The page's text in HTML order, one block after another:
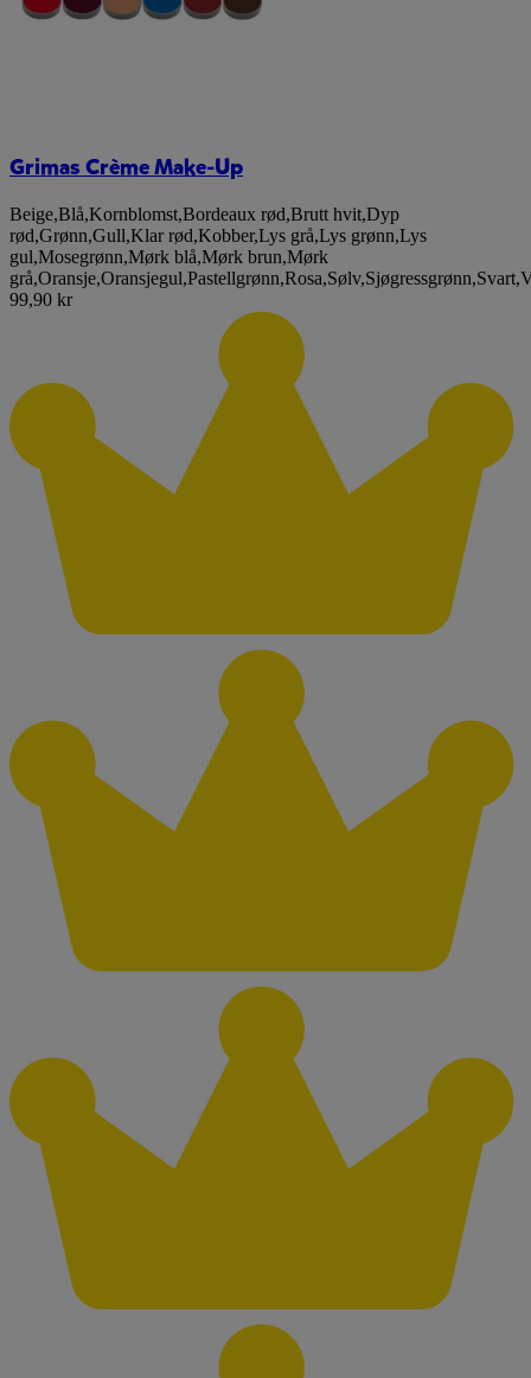
Grimas Crème Make-Up
Beige,Blå,Kornblomst,Bordeaux rød,Brutt hvit,Dyp
rød,Grønn,Gull,Klar rød,Kobber,Lys grå,Lys grønn,Lys
gul,Mosegrønn,Mørk blå,Mørk brun,Mørk
grå,Oransje,Oransjegul,Pastellgrønn,Rosa,Sølv,Sjøgressgrønn,Svart,
99,90 kr